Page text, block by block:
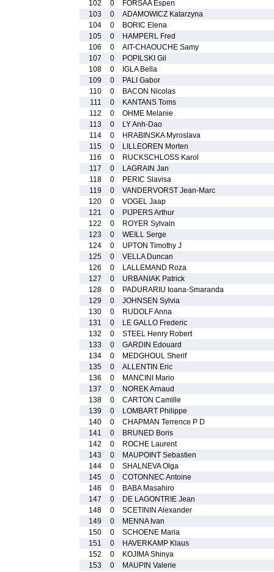
102
0
FORSAA Espen
103
0
ADAMOWICZ Katarzyna
104
0
BORIC Elena
105
0
HAMPERL Fred
106
0
AIT-CHAOUCHE Samy
107
0
POPILSKI Gil
108
0
IGLA Bella
109
0
PALI Gabor
110
0
BACON Nicolas
111
0
KANTANS Toms
112
0
OHME Melanie
113
0
LY Anh-Dao
114
0
HRABINSKA Myroslava
115
0
LILLEOREN Morten
116
0
RUCKSCHLOSS Karol
117
0
LAGRAIN Jan
118
0
PERIC Slavisa
119
0
VANDERVORST Jean-Marc
120
0
VOGEL Jaap
121
0
PIJPERS Arthur
122
0
ROYER Sylvain
123
0
WEILL Serge
124
0
UPTON Timothy J
125
0
VELLA Duncan
126
0
LALLEMAND Roza
127
0
URBANIAK Patrick
128
0
PADURARIU Ioana-Smaranda
129
0
JOHNSEN Sylvia
130
0
RUDOLF Anna
131
0
LE GALLO Frederic
132
0
STEEL Henry Robert
133
0
GARDIN Edouard
134
0
MEDGHOUL Sherif
135
0
ALLENTIN Eric
136
0
MANCINI Mario
137
0
NOREK Arnaud
138
0
CARTON Camille
139
0
LOMBART Philippe
140
0
CHAPMAN Terrence P D
141
0
BRUNED Boris
142
0
ROCHE Laurent
143
0
MAUPOINT Sebastien
144
0
SHALNEVA Olga
145
0
COTONNEC Antoine
146
0
BABA Masahiro
147
0
DE LAGONTRIE Jean
148
0
SCETININ Alexander
149
0
MENNA Ivan
150
0
SCHOENE Maria
151
0
HAVERKAMP Klaus
152
0
KOJIMA Shinya
153
0 MAUPIN Valerie